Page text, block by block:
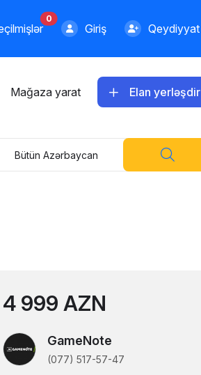
0
Giriş Qeydiyyat
Mağaza yarat Elan yerləşdir
Bütün Azərbaycan
4 999 AZN
GameNote
(077) 517-57-47